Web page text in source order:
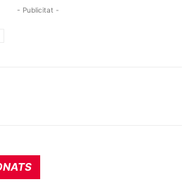
- Publicitat -